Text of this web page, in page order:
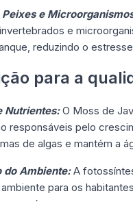
e
e
reduzindo o
para a
Nutrientes:O Moss de
responsáveis pelo
de algas e mantém a
do Ambiente:A
para os